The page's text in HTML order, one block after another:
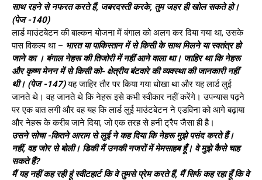
साथ रहने से नफरत करते हैं, जबरदस्ती करके, तुम जहर ही खोल सकते हो।
(पेज -140)
लार्ड माउंटबेटन की बाल्कन योजना में बंगाल को अलग कर दिया गया था, उसके
पास विकल्प था – भारत या पाकिस्तान में से किसी के साथ मिलने या स्वतंत्र हो
जाने का । बंगाल नेहरू की तिजोरी में नहीं आने वाला था। जाहिर था कि नेहरू
और कृष्ण मेनन में से किसी को- क्षेत्रीय बंटवारे की व्यवस्था की जानकारी नहीं
थी। (पेज -147)यह जाहिर तौर पर किया गया धोखा था और यह लार्ड लुई
जानते थे। वह जानते थे कि नेहरू इसे कभी स्वीकार नहीं करेंगे। उपन्यास पढ़ने
पर एक बात लगी और वह यह कि लार्ड लुई माउंटबेटन ने एडविना को आगे बढ़ाया
और नेहरू के करीब जाने दिया, जो एक तरह से हनी ट्रैप जैसा ही है।
उसने सोचा -कितने आराम से लुई ने कह दिया कि नेहरू मुझे पसंद करते हैं।
नहीं, वह जोर से बोली। डिकी मैं उनकी नजरों में मेमसाहब हूँ। वे मुझे कैसे चाह
सकते हैं?
मैं यह नहीं कह रही हूं स्वीटहार्ट कि वे तुमसे प्रेम करते हैं, मैं सिर्फ कह रहा हूँ कि वे